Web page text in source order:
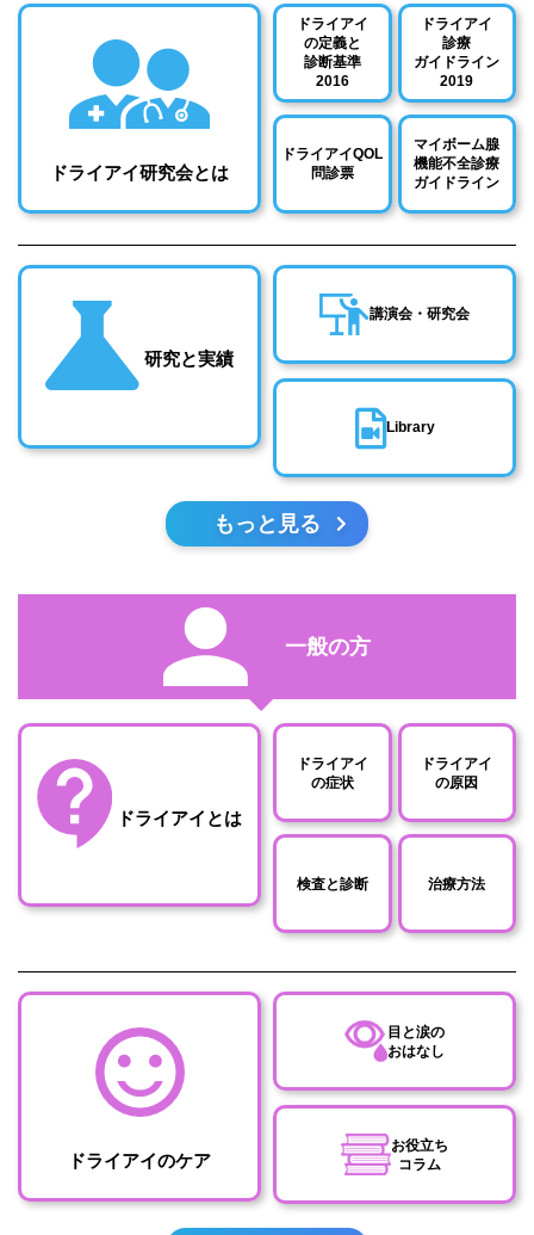
ドライアイ研究会とは
ドライアイ
の定義と
診断基準
2016
ドライアイ
診療
ガイドライン
2019
ドライアイQOL
問診票
マイボーム腺
機能不全診療
ガイドライン
研究と実績
講演会・研究会
Library
もっと見る
一般の方
ドライアイとは
ドライアイ
の症状
ドライアイ
の原因
検査と診断 治療方法
ドライアイのケア
目と涙の
おはなし
お役立ち
コラム